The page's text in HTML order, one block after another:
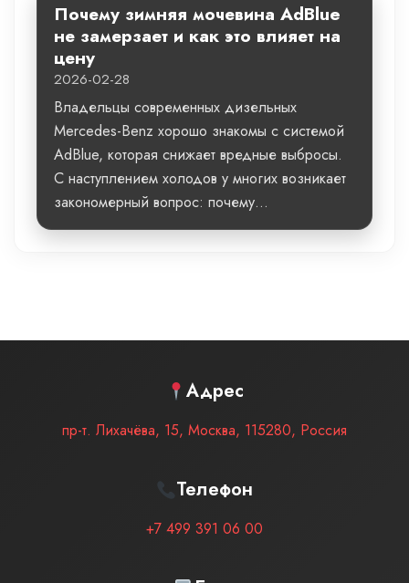
Почему зимняя мочевина AdBlue
не замерзает и как это влияет на
цену
2026-02-28
Владельцы современных дизельных
Mercedes-Benz хорошо знакомы с системой
AdBlue, которая снижает вредные выбросы.
С наступлением холодов у многих возникает
закономерный вопрос: почему...
Адрес
пр-т. Лихачёва, 15, Москва, 115280, Россия
Телефон
+7 499 391 06 00